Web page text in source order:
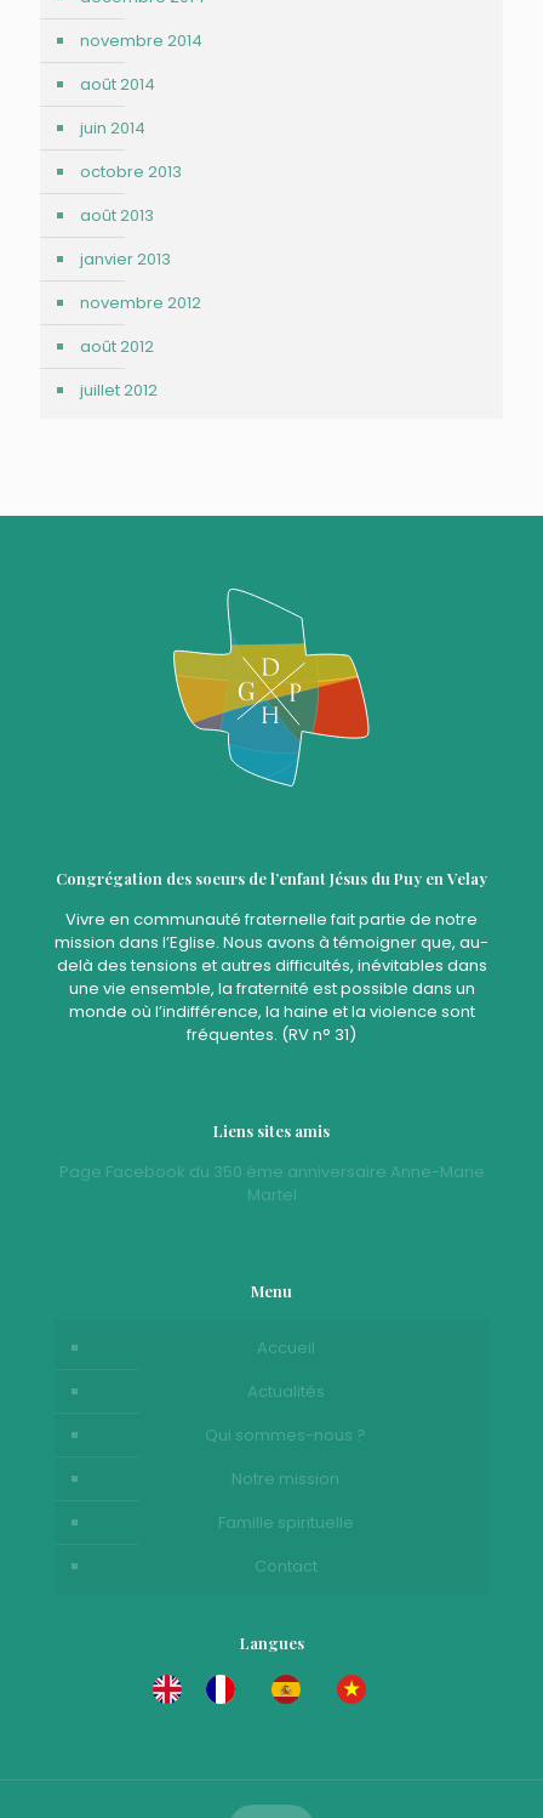
novembre 2014
août 2014
juin 2014
octobre 2013
août 2013
janvier 2013
novembre 2012
août 2012
juillet 2012
Congrégation des soeurs de l’enfant Jésus du Puy en Velay
Vivre en communauté fraternelle fait partie de notre
mission dans l’Eglise. Nous avons à témoigner que, au-
delà des tensions et autres difficultés, inévitables dans
une vie ensemble, la fraternité est possible dans un
monde où l’indifférence, la haine et la violence sont
fréquentes. (RV n° 31)
Liens sites amis
Page Facebook du 350 ème anniversaire Anne-Marie
Martel
Menu
Accueil
Actualités
Qui sommes-nous ?
Notre mission
Famille spirituelle
Contact
Langues